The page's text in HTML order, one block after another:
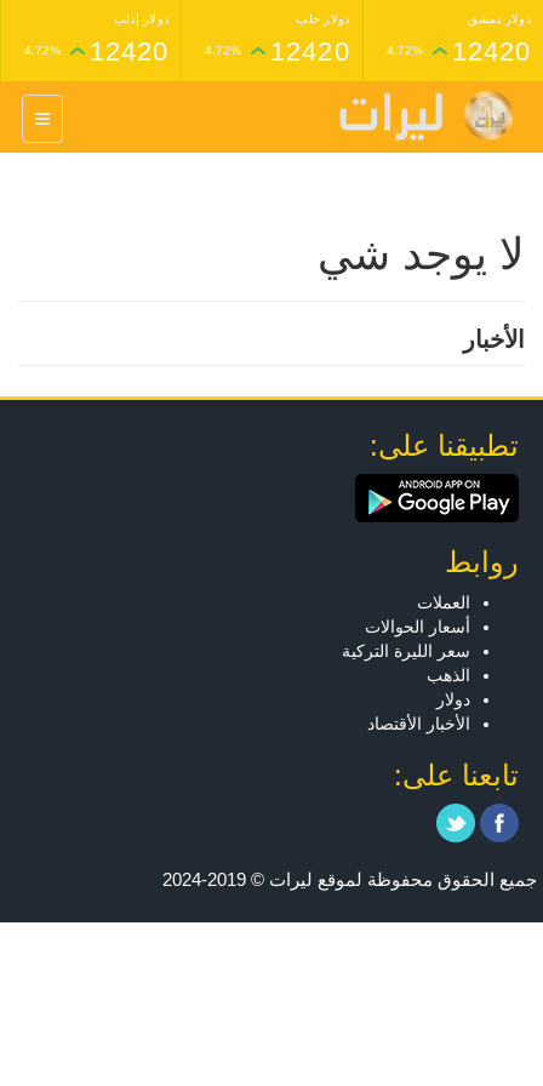
دولار دمشق
12420
4.72%
دولار حلب
12420
4.72%
دولار إدلب
12420
4.72%
غرام عيار 24 ذهب
1,398,000
4.33%
1,227,000
لا يوجد شي
الأخبار
تطبيقنا على:
روابط
العملات
أسعار الحوالات
سعر الليرة التركية
الذهب
دولار
الأخبار الأقتصاد
تابعنا على:
جميع الحقوق محفوظة لموقع ليرات © 2019-2024